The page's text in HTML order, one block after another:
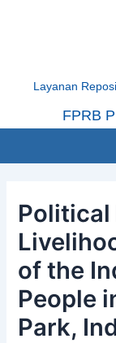
Layanan
FPRB
Political
of the
People
Park,